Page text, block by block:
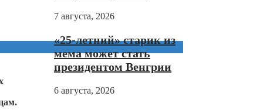
7 августа, 2026
«25-летний» старик из
мема может стать
президентом Венгрии
6 августа, 2026